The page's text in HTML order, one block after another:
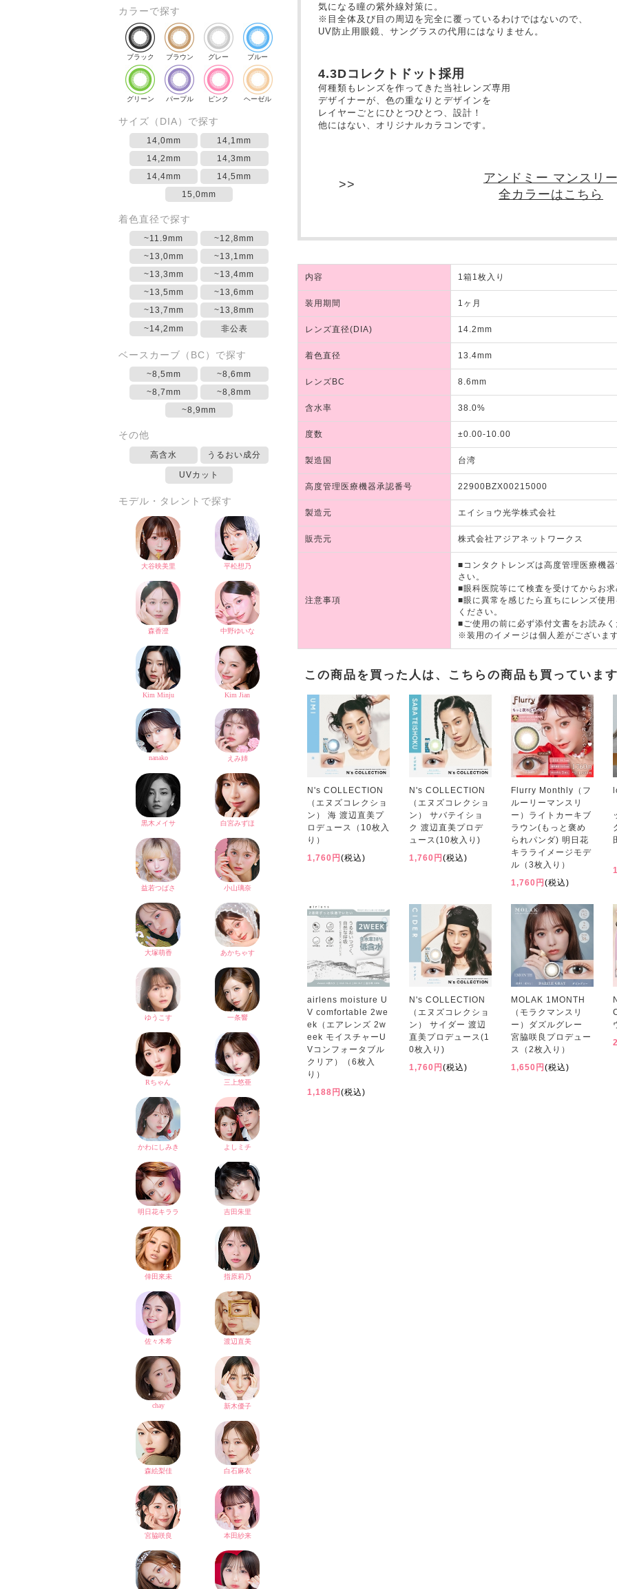
カラーで探す
ブラック ブラウン グレー ブルー
グリーン パープル ピンク ヘーゼル
サイズ（DIA）で探す
14,0mm
14,1mm
14,2mm
14,3mm
14,4mm
14,5mm
15,0mm
着色直径で探す
~11.9mm
~12,8mm
~13,0mm
~13,1mm
~13,3mm
~13,4mm
~13,5mm
~13,6mm
~13,7mm
~13,8mm
~14,2mm
非公表
ベースカーブ（BC）で探す
~8,5mm
~8,6mm
~8,7mm
~8,8mm
~8,9mm
その他
高含水 うるおい成分
UVカット
モデル・タレントで探す
気になる瞳の紫外線対策に。
※目全体及び目の周辺を完全に覆っているわけではないので、
UV防止用眼鏡、サングラスの代用にはなりません。
4.3Dコレクトドット採用
何種類もレンズを作ってきた当社レンズ専用
デザイナーが、色の重なりとデザインを
レイヤーごとにひとつひとつ、設計！
他にはない、オリジナルカラコンです。
アンドミー マンスリ
全カラーはこちら
内容 1箱1枚入り
装用期間 1ヶ月
レンズ直径(DIA) 14.2mm
着色直径 13.4mm
レンズBC 8.6mm
含水率 38.0%
度数 ±0.00-10.00
製造国 台湾
高度管理医療機器承認番号 22900BZX00215000
製造元 エイショウ光学株式会社
販売元 株式会社アジアネットワークス
注意事項
■コンタクトレンズは高度管理医療機
さい。
■眼科医院等にて検査を受けてからお
■眼に異常を感じたら直ちにレンズ使
ください。
■ご使用の前に必ず添付文書をお読み
※装用のイメージは個人差がございま
この商品を買った人は、こちらの商品も買っていま
N's COLLECTION
（エヌズコレクショ
ン） 海 渡辺直美プ
ロデュース（10枚入
り）
1,760円 (税込)
N's COLLECTION
（エヌズコレクショ
ン） サバテイショ
ク 渡辺直美プロデ
ュース(10枚入り)
1,760円 (税込)
Flurry Monthly（フ
ルーリーマンスリ
ー）ライトカーキブ
ラウン(もっと褒め
られパンダ) 明日花
キラライメージモデ
ル（3枚入り）
1,760円 (税込)
airlens moisture U
V comfortable 2we
ek（エアレンズ 2w
eek モイスチャーU
Vコンフォータブル
クリア）（6枚入
り）
1,188円 (税込)
N's COLLECTION
（エヌズコレクショ
ン） サイダー 渡辺
直美プロデュース(1
0枚入り)
1,760円 (税込)
MOLAK 1MONTH
（モラクマンスリ
ー）ダズルグレー
宮脇咲良プロデュー
ス（2枚入り）
1,650円 (税込)